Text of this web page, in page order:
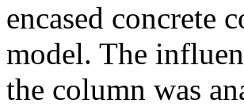
encased concrete
model. The
the column was